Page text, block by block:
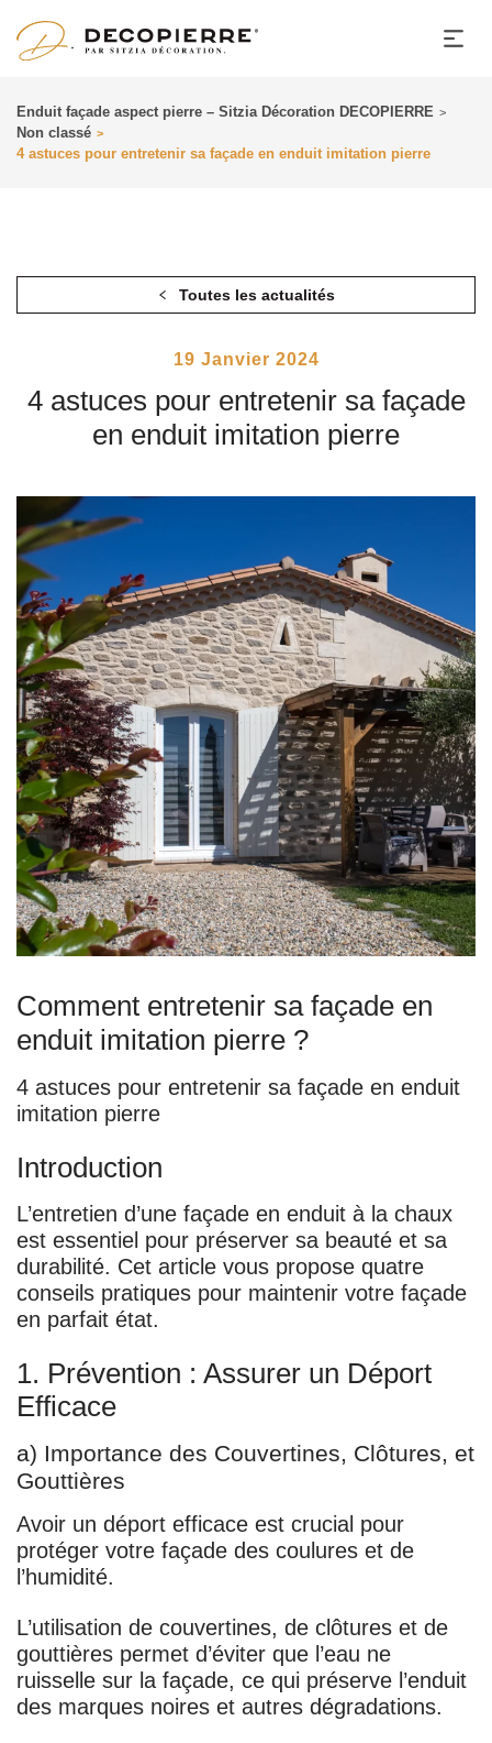
Enduit façade aspect pierre – Sitzia Décoration DECOPIERRE >
Non classé >
4 astuces pour entretenir sa façade en enduit imitation pierre
Toutes les actualités
4 astuces pour entretenir sa façade
en enduit imitation pierre
Posted
19 Janvier 2024
Comment entretenir sa façade en
enduit imitation pierre ?
4 astuces pour entretenir sa façade en enduit
imitation pierre
Introduction
L’entretien d’une façade en enduit à la chaux
est essentiel pour préserver sa beauté et sa
durabilité. Cet article vous propose quatre
conseils pratiques pour maintenir votre façade
en parfait état.
1. Prévention : Assurer un Déport
Efficace
a) Importance des Couvertines, Clôtures, et
Gouttières
Avoir un déport efficace est crucial pour
protéger votre façade des coulures et de
l’humidité.
L’utilisation de couvertines, de clôtures et de
gouttières permet d’éviter que l’eau ne
ruisselle sur la façade, ce qui préserve l’enduit
des marques noires et autres dégradations.